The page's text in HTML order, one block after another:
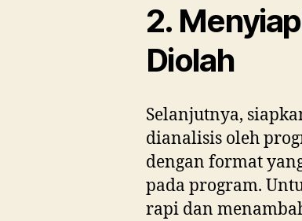
2.
Diolah
Selanjutnya,
dianalisis oleh
dengan format
pada program.
rapi dan